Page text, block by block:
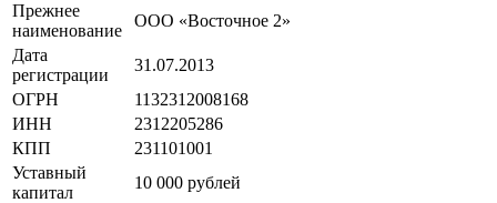
Прежнее
наименование
ООО «Восточное 2»
Дата
регистрации
31.07.2013
ОГРН
1132312008168
ИНН
2312205286
КПП
231101001
Уставный
капитал
10 000 рублей